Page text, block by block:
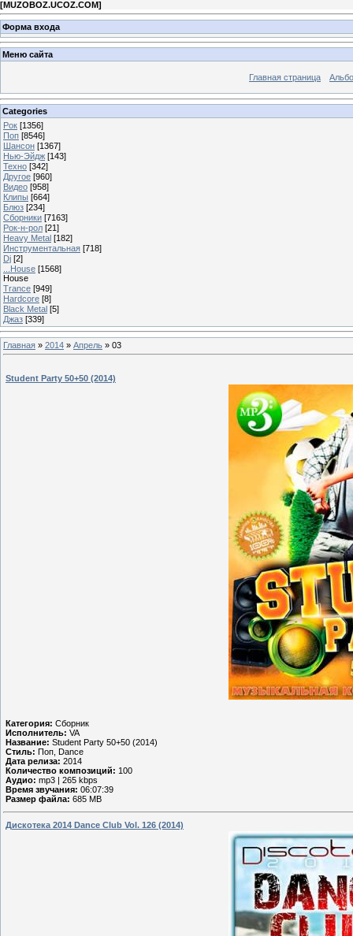
[MUZOBOZ.UCOZ.COM]
Форма входа
Меню сайта
Главная страница
Categories
Рок [1356]
Поп [8546]
Шансон [1367]
Нью-Эйдж [143]
Техно [342]
Другое [960]
Видео [958]
Клипы [664]
Блюз [234]
Сборники [7163]
Рок-н-рол [21]
Heavy Metal [182]
Инструментальная [718]
Dj [2]
...House [1568]
House
Trance [949]
Hardcore [8]
Black Metal [5]
Джаз [339]
Главная » 2014 » Апрель » 03
Student Party 50+50 (2014)
Категория: Сборник
Исполнитель: VA
Название: Student Party 50+50 (2014)
Стиль: Поп, Dance
Дата релиза: 2014
Количество композиций: 100
Аудио: mp3 | 265 kbps
Время звучания: 06:07:39
Размер файла: 685 MB
Дискотека 2014 Dance Club Vol. 126 (2014)